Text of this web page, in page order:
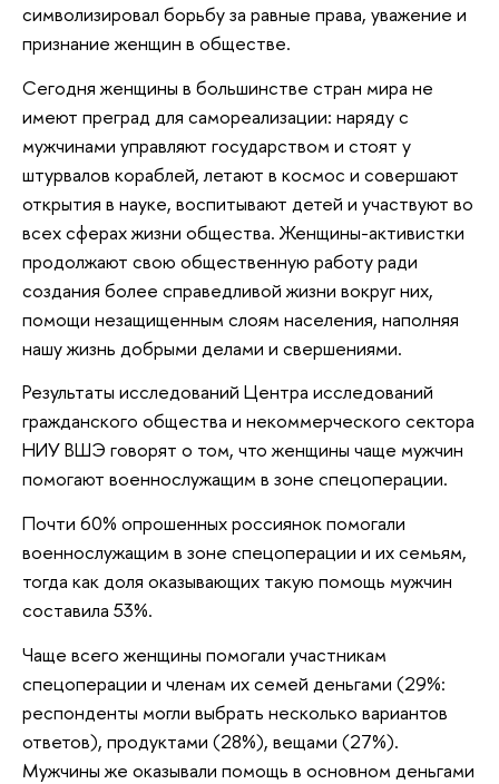
символизировал борьбу за равные права, уважение и
признание женщин в обществе.
Сегодня женщины в большинстве стран мира не
имеют преград для самореализации: наряду с
мужчинами управляют государством и стоят у
штурвалов кораблей, летают в космос и совершают
открытия в науке, воспитывают детей и участвуют во
всех сферах жизни общества. Женщины-активистки
продолжают свою общественную работу ради
создания более справедливой жизни вокруг них,
помощи незащищенным слоям населения, наполняя
нашу жизнь добрыми делами и свершениями.
Результаты исследований Центра исследований
гражданского общества и некоммерческого сектора
НИУ ВШЭ говорят о том, что женщины чаще мужчин
помогают военнослужащим в зоне спецоперации.
Почти 60% опрошенных россиянок помогали
военнослужащим в зоне спецоперации и их семьям,
тогда как доля оказывающих такую помощь мужчин
составила 53%.
Чаще всего женщины помогали участникам
спецоперации и членам их семей деньгами (29%:
респонденты могли выбрать несколько вариантов
ответов), продуктами (28%), вещами (27%).
Мужчины же оказывали помощь в основном деньгами